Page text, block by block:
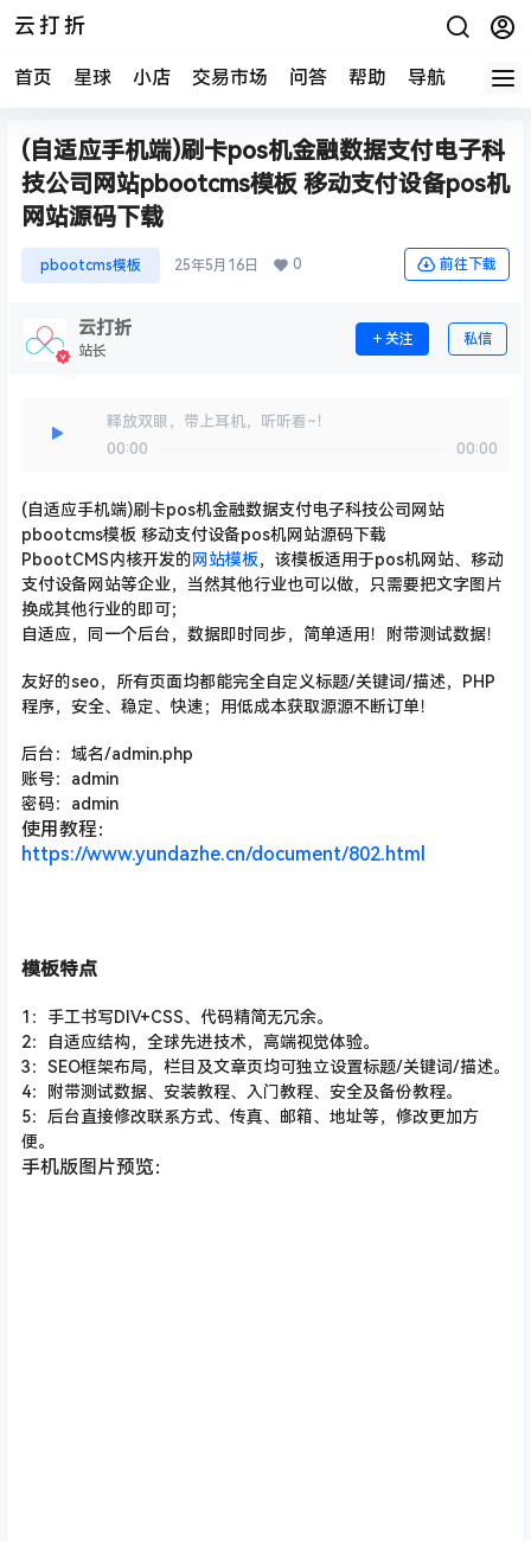
云打折
首页 星球 小店 交易市场 问答 帮助 导航 快报
(自适应手机端)刷卡pos机金融数据支付电子科
技公司网站pbootcms模板 移动支付设备pos机
网站源码下载
pbootcms模板 25年5月16日 0 前往下载
云打折
站长
关注 私信
释放双眼，带上耳机，听听看~！
00:00
00:00
(自适应手机端)刷卡pos机金融数据支付电子科技公司网站
pbootcms模板 移动支付设备pos机网站源码下载
PbootCMS内核开发的网站模板，该模板适用于pos机网站、移动
支付设备网站等企业，当然其他行业也可以做，只需要把文字图片
换成其他行业的即可；
自适应，同一个后台，数据即时同步，简单适用！附带测试数据！
友好的seo，所有页面均都能完全自定义标题/关键词/描述，PHP
程序，安全、稳定、快速；用低成本获取源源不断订单！
后台：域名/admin.php
账号：admin
密码：admin
使用教程：
https://www.yundazhe.cn/document/802.html
模板特点
1：手工书写DIV+CSS、代码精简无冗余。
2：自适应结构，全球先进技术，高端视觉体验。
3：SEO框架布局，栏目及文章页均可独立设置标题/关键词/描述。
4：附带测试数据、安装教程、入门教程、安全及备份教程。
5：后台直接修改联系方式、传真、邮箱、地址等，修改更加方
便。
手机版图片预览：